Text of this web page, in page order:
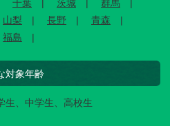
千葉 茨城
群馬
山梨 長野
青森
福島
対象年齢
生、中学生、高校生